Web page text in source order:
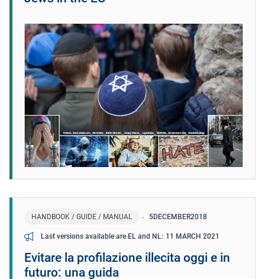
HANDBOOK / GUIDE / MANUAL 5DECEMBER2018
Last versions available are EL and NL 11 MARCH 2021
Evitare la profilazione illecita oggi e in
futuro: una guida